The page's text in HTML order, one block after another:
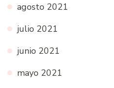
agosto 2021
julio 2021
junio 2021
mayo 2021